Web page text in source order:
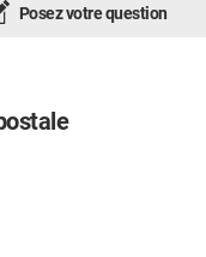
Posez votre question